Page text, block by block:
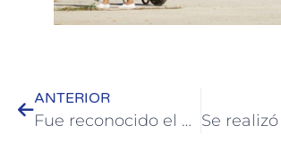
ANTERIOR
Fue reconocido el Dr. Javier Simón por sus 25 años como Juez de Paz en Colón